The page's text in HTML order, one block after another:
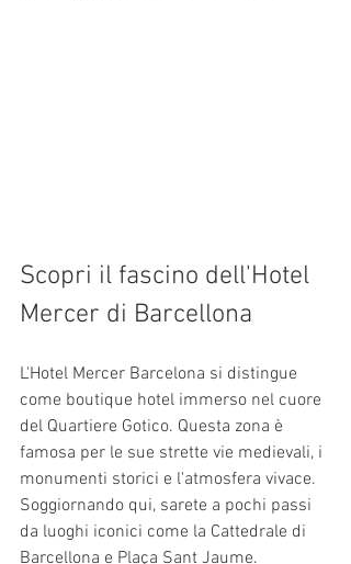
Scopri il fascino dell'Hotel
Mercer di Barcellona
L'Hotel Mercer Barcelona si distingue
come boutique hotel immerso nel cuore
del Quartiere Gotico. Questa zona è
famosa per le sue strette vie medievali, i
monumenti storici e l'atmosfera vivace.
Soggiornando qui, sarete a pochi passi
da luoghi iconici come la Cattedrale di
Barcellona e Plaça Sant Jaume.